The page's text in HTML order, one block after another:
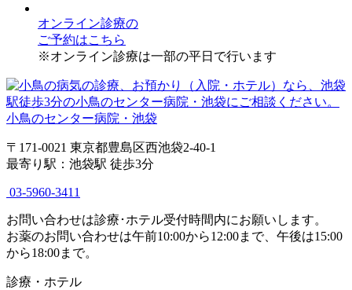
オンライン診療の
ご予約はこちら
※オンライン診療は一部の平日で行います
小鳥のセンター病院・池袋
〒171-0021 東京都豊島区西池袋2-40-1
最寄り駅：池袋駅 徒歩3分
03-5960-3411
お問い合わせは診療･ホテル受付時間内にお願いします。
お薬のお問い合わせは午前10:00から12:00まで、午後は15:00
から18:00まで。
診療・ホテル